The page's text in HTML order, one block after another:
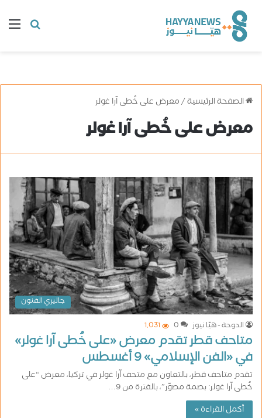
البحث
الصفحة الرئيسية/معرض على خُطى آرا غولر
معرض على خُطى آرا غولر
جاليري الفنون
الدوحة - هيّا نيوز
0 1٬031
متاحف قطر تقدم معرض «على خُطى آرا غولر»
في «الفن الإسلامي» 9 أغسطس
تقدم متاحف قطر، بالتعاون مع متحف آرا غولر في تركيا، معرض “على
خُطى آرا غولر: بصمة مصوّر”، بالفترة من 9…
أكمل القراءة »